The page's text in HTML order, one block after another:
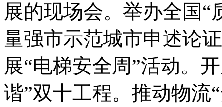
展的现场会。举办全国 “
量强市示范城市申述论
展“电梯安全周 ”活动。
谐”双十工程。推动物流“